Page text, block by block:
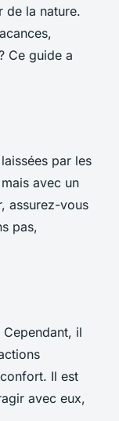
de la nature.
,
Ce guide a
par les
avec un
assurez-vous
pas,
il
Il est
avec eux,